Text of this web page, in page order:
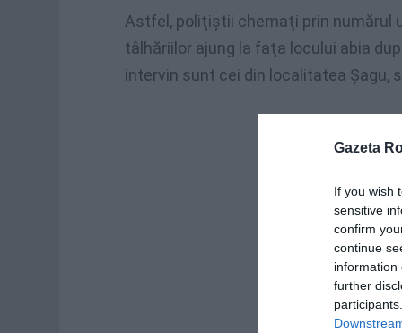
Gazeta
If you wish
sensitive
confirm
continue
information
further
Astfel, poliţiştii chemaţi prin numărul
tâlhăriilor ajung la faţa locului abia
intervin sunt cei din localitatea Şagu,